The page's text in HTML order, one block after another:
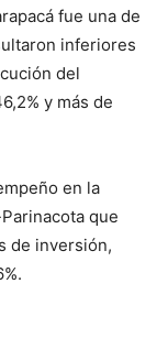
fue una de
inferiores
del
y más de
en la
que
de inversión,